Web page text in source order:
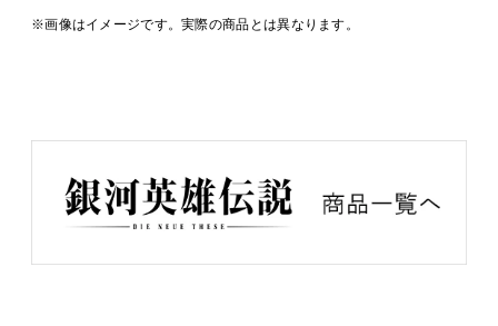
※画像はイメージです。実際の商品とは異なります。